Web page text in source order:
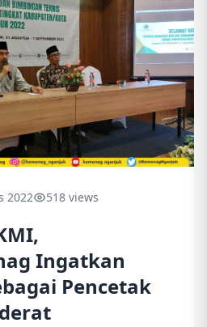
2022 518 views
Ingatkan
Pencetak